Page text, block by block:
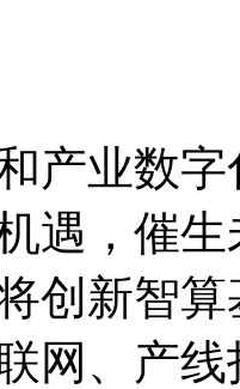
产业数字
遇，
创新智算
联网